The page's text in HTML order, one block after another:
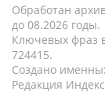
Обработан
до 08.2026 годы.
Ключевых фраз
724415.
Создано
Редакция